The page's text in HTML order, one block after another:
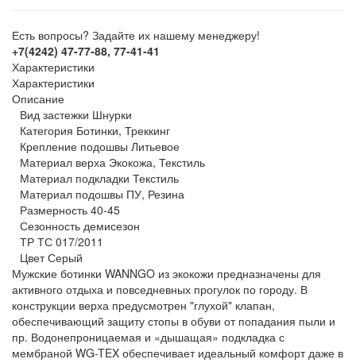
Есть вопросы? Задайте их нашему менеджеру!
+7(4242) 47-77-88, 77-41-41
Характеристики
Характеристики
Описание
Вид застежки Шнурки
Категория Ботинки, Треккинг
Крепление подошвы Литьевое
Материал верха Экокожа, Текстиль
Материал подкладки Текстиль
Материал подошвы ПУ, Резина
Размерность 40-45
Сезонность демисезон
ТР ТС 017/2011
Цвет Серый
Мужские ботинки WANNGO из экокожи предназначены для
активного отдыха и повседневных прогулок по городу. В
конструкции верха предусмотрен "глухой" клапан,
обеспечивающий защиту стопы в обуви от попадания пыли и
пр. Водонепроницаемая и «дышащая» подкладка с
мембраной WG-TEX обеспечивает идеальный комфорт даже в